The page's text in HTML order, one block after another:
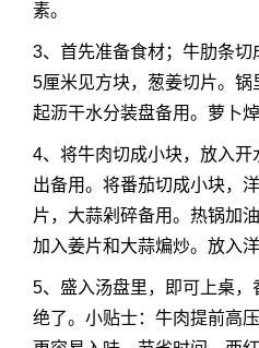
素。
3、首先准备食材；牛肋条
5厘米见方块，葱姜切片。
起沥干水分装盘备用。萝卜
4、将牛肉切成小块，放入
出备用。将番茄切成小块，
片，大蒜剁碎备用。热锅加
加入姜片和大蒜煸炒。放入
5、盛入汤盘里，即可上桌
绝了。小贴士：牛肉提前高